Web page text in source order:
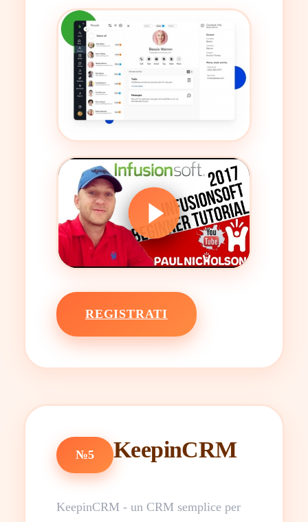
REGISTRATI
№5 KeepinCRM
KeepinCRM - un CRM semplice per